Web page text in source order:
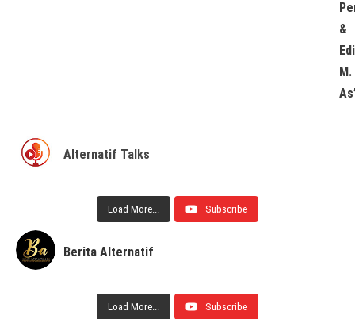
&
M.
Alternatif Talks
Load More... Subscribe
Berita Alternatif
Load More... Subscribe